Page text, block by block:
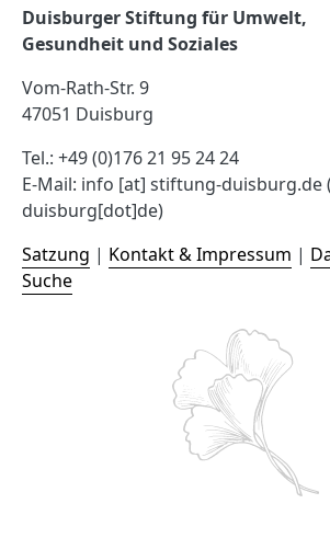
Duisburger Stiftung für Umwelt,
Gesundheit und Soziales
Vom-Rath-Str. 9
47051 Duisburg
Tel.: +49 (0)176 21 95 24 24
E-Mail: info [at] stiftung-duisburg.de
duisburg[dot]de)
Satzung | Kontakt & Impressum |
Suche